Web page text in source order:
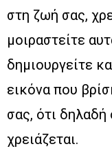
στη ζωή σας,
μοιραστείτε
δημιουργείτε
εικόνα που
σας, ότι
χρειάζεται.